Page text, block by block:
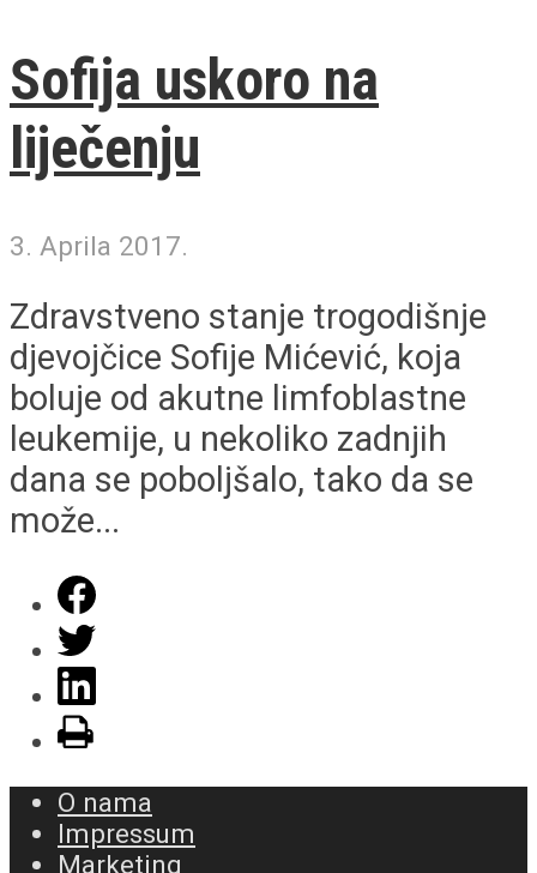
Sofija uskoro na
liječenju
3. Aprila 2017.
Zdravstveno stanje trogodišnje
djevojčice Sofije Mićević, koja
boluje od akutne limfoblastne
leukemije, u nekoliko zadnjih
dana se poboljšalo, tako da se
može...
O nama
Impressum
Marketing